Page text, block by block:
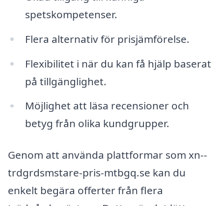
spetskompetenser.
Flera alternativ för prisjämförelse.
Flexibilitet i när du kan få hjälp baserat
på tillgänglighet.
Möjlighet att läsa recensioner och
betyg från olika kundgrupper.
Genom att använda plattformar som xn--
trdgrdsmstare-pris-mtbgq.se kan du
enkelt begära offerter från flera